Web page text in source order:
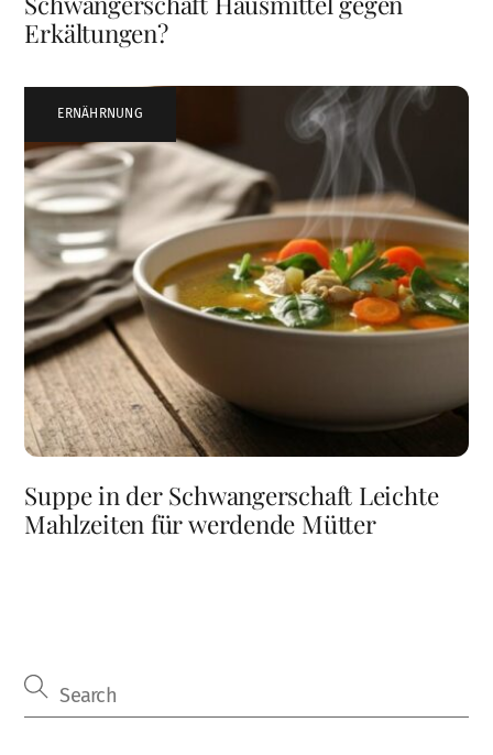
Erkältungen?
ERNÄHRNUNG
Suppe in der Schwangerschaft Leichte
Mahlzeiten für werdende Mütter